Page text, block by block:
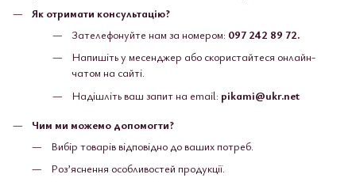
Як отримати консультацію?
Зателефонуйте нам за номером: 097 242 89 72.
Напишіть у месенджер або скористайтеся онлайн-
чатом на сайті.
Надішліть ваш запит на email: pikami@ukr.net
Чим ми можемо допомогти?
Вибір товарів відповідно до ваших потреб.
Роз’яснення особливостей продукції.